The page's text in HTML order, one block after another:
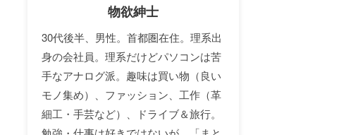
物欲紳士
30代後半、男性。首都圏在住。理系出
身の会社員。理系だけどパソコンは苦
手なアナログ派。趣味は買い物（良い
モノ集め）、ファッション、工作（革
細工・手芸など）、ドライブ＆旅行。